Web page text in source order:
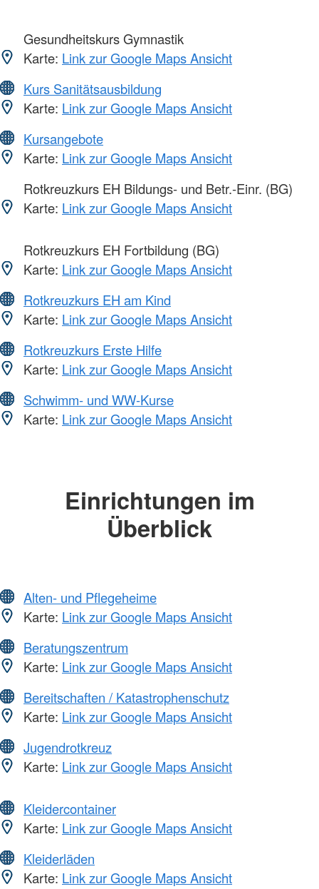
Gesundheitskurs Gymnastik
Karte: Link zur Google Maps Ansicht
Kurs Sanitätsausbildung
Karte: Link zur Google Maps Ansicht
Kursangebote
Karte: Link zur Google Maps Ansicht
Rotkreuzkurs EH Bildungs- und Betr.-Einr. (BG)
Karte: Link zur Google Maps Ansicht
Rotkreuzkurs EH Fortbildung (BG)
Karte: Link zur Google Maps Ansicht
Rotkreuzkurs EH am Kind
Karte: Link zur Google Maps Ansicht
Rotkreuzkurs Erste Hilfe
Karte: Link zur Google Maps Ansicht
Schwimm- und WW-Kurse
Karte: Link zur Google Maps Ansicht
Einrichtungen im
Überblick
Alten- und Pflegeheime
Karte: Link zur Google Maps Ansicht
Beratungszentrum
Karte: Link zur Google Maps Ansicht
Bereitschaften / Katastrophenschutz
Karte: Link zur Google Maps Ansicht
Jugendrotkreuz
Karte: Link zur Google Maps Ansicht
Kleidercontainer
Karte: Link zur Google Maps Ansicht
Kleiderläden
Karte: Link zur Google Maps Ansicht